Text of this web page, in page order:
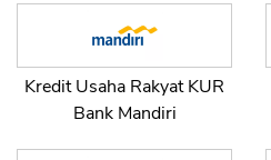
Kredit Usaha Rakyat KUR
Bank Mandiri